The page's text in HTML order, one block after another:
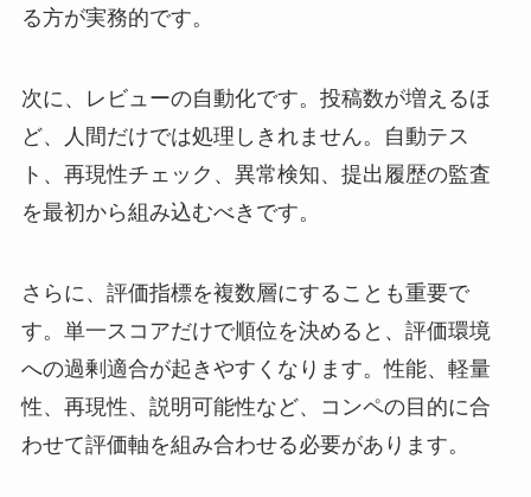
る方が実務的です。
次に、レビューの自動化です。投稿数が増えるほ
ど、人間だけでは処理しきれません。自動テス
ト、再現性チェック、異常検知、提出履歴の監査
を最初から組み込むべきです。
さらに、評価指標を複数層にすることも重要で
す。単一スコアだけで順位を決めると、評価環境
への過剰適合が起きやすくなります。性能、軽量
性、再現性、説明可能性など、コンペの目的に合
わせて評価軸を組み合わせる必要があります。